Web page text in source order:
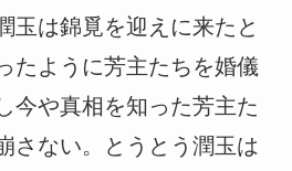
玉は錦覓を迎えに来たと
たように芳主たちを婚儀
今や真相を知った芳主た
さない。とうとう潤玉は